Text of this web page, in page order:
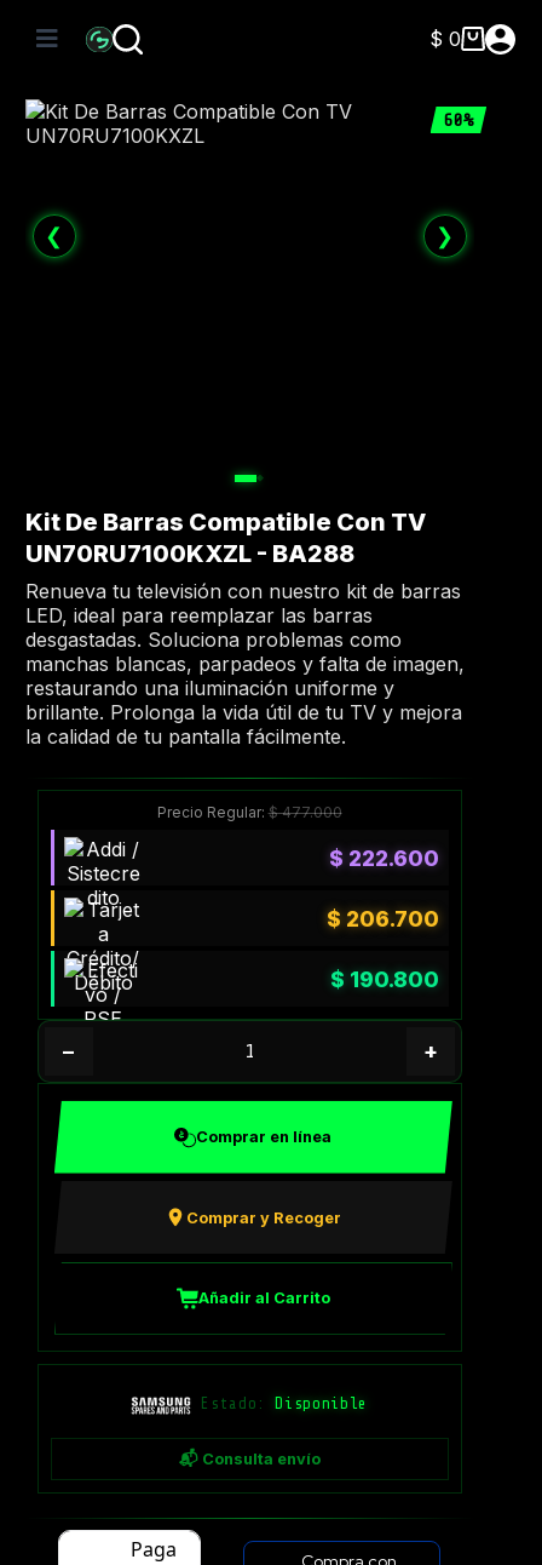
Carro
$ 0
60%
❮ ❯
Kit De Barras Compatible Con TV
UN70RU7100KXZL - BA288
Renueva tu televisión con nuestro kit de barras
LED, ideal para reemplazar las barras
desgastadas. Soluciona problemas como
manchas blancas, parpadeos y falta de imagen,
restaurando una iluminación uniforme y
brillante. Prolonga la vida útil de tu TV y mejora
la calidad de tu pantalla fácilmente.
Precio Regular:$477.000
$ 222.600
$ 206.700
$ 190.800
− +
Comprar en línea
Comprar y Recoger
Añadir al Carrito
Estado: Disponible
📬 Consulta envío